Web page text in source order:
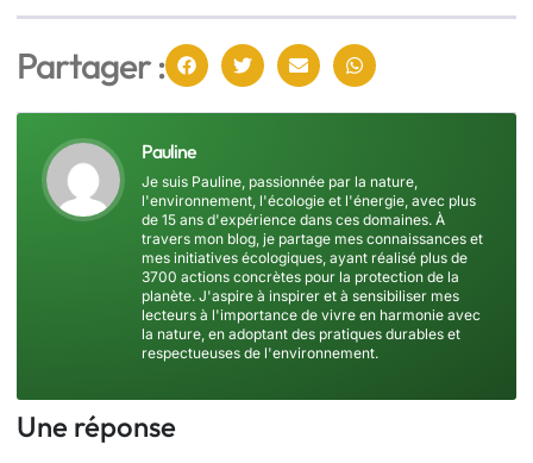
Partager :
Pauline
Je suis Pauline, passionnée par la nature,
l'environnement, l'écologie et l'énergie, avec plus
de 15 ans d'expérience dans ces domaines. À
travers mon blog, je partage mes connaissances et
mes initiatives écologiques, ayant réalisé plus de
3700 actions concrètes pour la protection de la
planète. J'aspire à inspirer et à sensibiliser mes
lecteurs à l'importance de vivre en harmonie avec
la nature, en adoptant des pratiques durables et
respectueuses de l'environnement.
Une réponse